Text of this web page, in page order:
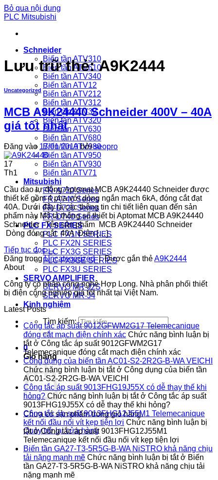
Bỏ qua nội dung
PLC Mitsubishi
Schneider
Biến tần ATV310
Biến tần ATV610
Biến tần ATV340
Biến tần ATV12
Biến tần ATV212
Biến tần ATV312
Biến tần ATV32
Biến tần ATV320
Biến tần ATV630
Biến tần ATV680
Biến tần ATV980
Biến tần ATV950
Biến tần ATV930
Biến tần ATV71
Mitsubishi
FR-A720 Series
FR-A740 Series
FR-D720 Series
FR-D740 Series
PLC FX SERIES
PLC FX1N SERIES
PLC FX2N SERIES
PLC FX3G SERIES
PLC FX3GE SERIES
PLC FX3U SERIES
SERVO AMPLIFIER
SERVO MR-J2S
SERVO MR-J4
Kinh nghiệm
Tìm kiếm:
0
Giỏ hàng
Chưa có sản phẩm trong giỏ hàng.
Quay trở lại cửa hàng
Lưu trữ thẻ:A9K2444
Uncategorized
MCB A9K24440 Schneider 400V – 40A
giá tốt nhất
Đăng vào 17/01/2019 bởiseopro
17
Th1
Cầu dao tự động Aptomat MCB A9K24440 Schneider được
thiết kế gồm 4 pha với dòng ngắn mạch 6kA, đóng cắt đạt
40A. Dưới đây là các thông tin chi tiết liên quan đến sản
phẩm này Mô tả thông số thiết bị Aptomat MCB A9K24440
Schneider Tên sản phẩm MCB A9K24440 Schneider
Dòng đóng cắt 40A Điện […]
Tiếp tục đọc→
Đăng trongUncategorized | Được gắn thẻA9K2444
About
Công ty cổ phần công nghệ Hợp Long. Nhà phân phối thiết
bị điện công nghiệp giá tốt nhất tại Việt Nam.
Latest Posts
Công tắc áp suất 9012GFWM2G17 Telemecanique
đóng cắt mạch điện chính xác Chức năng bình luận bị
tắtở Công tắc áp suất 9012GFWM2G17
Telemecanique đóng cắt mạch điện chính xác
Công dụng của biến tần AC01-S2-2R2G-B-WA VEICHI
Chức năng bình luận bị tắtở Công dụng của biến tần
AC01-S2-2R2G-B-WA VEICHI
Công tắc áp suất 9013FHG19J55X có dễ thay thế khi
hỏng? Chức năng bình luận bị tắtở Công tắc áp suất
9013FHG19J55X có dễ thay thế khi hỏng?
Công tắc áp suất 9013FHG12J55M1 Telemecanique
kết nối đầu nối vít kẹp tiện lợi Chức năng bình luận bị
tắtở Công tắc áp suất 9013FHG12J55M1
Telemecanique kết nối đầu nối vít kẹp tiện lợi
Biến tần GA27-T3-5R5G-B-WA NiSTRO khả năng chịu
tải nặng mạnh mẽ Chức năng bình luận bị tắtở Biến
tần GA27-T3-5R5G-B-WA NiSTRO khả năng chịu tải
nặng mạnh mẽ